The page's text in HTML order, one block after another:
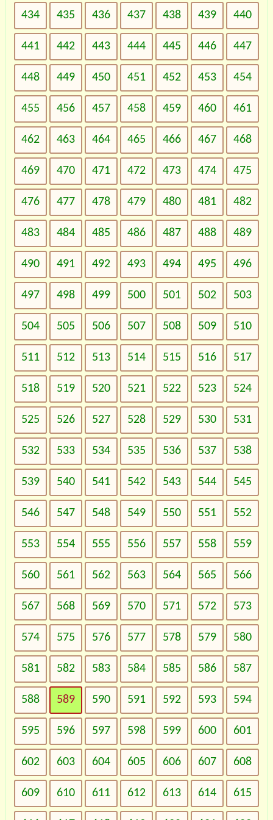
434 435 436 437 438 439 440
441 442 443 444 445 446 447
448 449 450 451 452 453 454
455 456 457 458 459 460 461
462 463 464 465 466 467 468
469 470 471 472 473 474 475
476 477 478 479 480 481 482
483 484 485 486 487 488 489
490 491 492 493 494 495 496
497 498 499 500 501 502 503
504 505 506 507 508 509 510
511 512 513 514 515 516 517
518 519 520 521 522 523 524
525 526 527 528 529 530 531
532 533 534 535 536 537 538
539 540 541 542 543 544 545
546 547 548 549 550 551 552
553 554 555 556 557 558 559
560 561 562 563 564 565 566
567 568 569 570 571 572 573
574 575 576 577 578 579 580
581 582 583 584 585 586 587
588 589 590 591 592 593 594
595 596 597 598 599 600 601
602 603 604 605 606 607 608
609 610 611 612 613 614 615